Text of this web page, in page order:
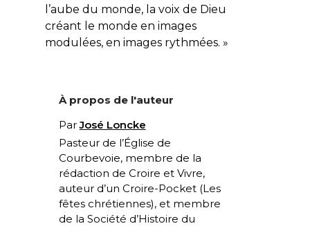
l’aube du monde, la voix de Dieu
créant le monde en images
modulées, en images rythmées. »
À propos de l'auteur
ParJosé Loncke
Pasteur de l’Église de
Courbevoie, membre de la
rédaction de Croire et Vivre,
auteur d’un Croire-Pocket (Les
fêtes chrétiennes), et membre
de la Société d’Histoire du